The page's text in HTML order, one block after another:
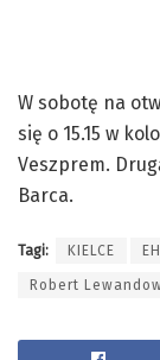
W sobotę na
się o 15.15 w
Veszprem.
Barca.
Tagi: KIELCE
Robert